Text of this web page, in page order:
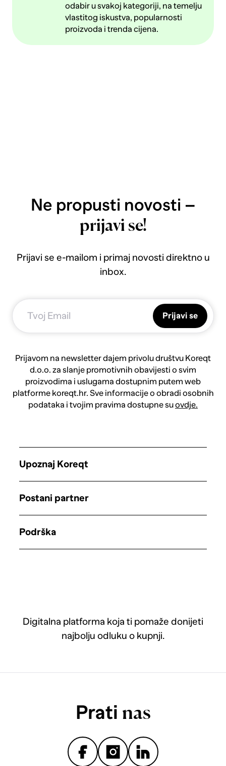
odabir u svakoj kategoriji, na temelju
vlastitog iskustva, popularnosti
proizvoda i trenda cijena.
Ne propusti novosti –
prijavi se!
Prijavi se e-mailom i primaj novosti direktno u
inbox.
Prijavi se
Prijavom na newsletter dajem privolu društvu Koreqt
d.o.o. za slanje promotivnih obavijesti o svim
proizvodima i uslugama dostupnim putem web
platforme koreqt.hr. Sve informacije o obradi osobnih
podataka i tvojim pravima dostupne suovdje.
Digitalna platforma koja ti pomaže donijeti
najbolju odluku o kupnji.
Upoznaj Koreqt
Postani partner
Podrška
Prati nas